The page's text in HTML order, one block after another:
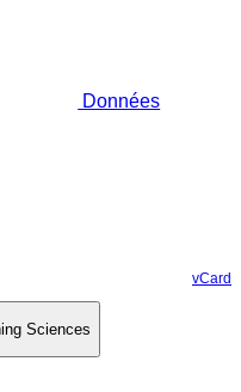
Données
vCard
Sciences